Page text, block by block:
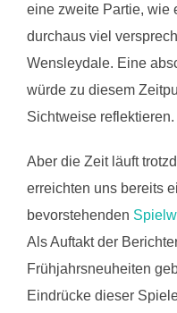
eine zweite Partie, wie
durchaus viel
Wensleydale. Eine
würde zu diesem
Sichtweise reflektieren.
Aber die Zeit läuft
erreichten uns bereits
bevorstehenden
Als Auftakt der
Frühjahrsneuheiten
Eindrücke dieser